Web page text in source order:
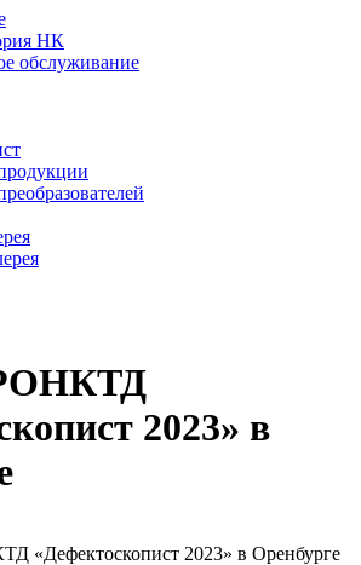
НК
обслуживание
2023» в
«Дефектоскопист 2023» в Оренбурге